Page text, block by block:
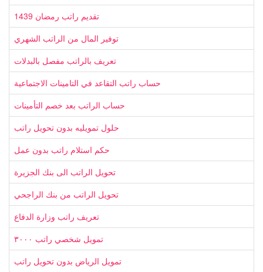
تقديم راتب رمضان 1439
توفير المال من الراتب الشهري
تعريف بالراتب مفصل بالبدلات
حساب راتب التقاعد في التامينات الاجتماعية
حساب الراتب بعد خصم التأمينات
حلول تمويليه بدون تحويل راتب
حكم استلام راتب بدون عمل
تحويل الراتب الى بنك الجزيرة
تحويل الراتب من بنك الراجحي
تعريف راتب وزارة الدفاع
تمويل شخصي راتب ٣٠٠٠
تمويل الرياض بدون تحويل راتب